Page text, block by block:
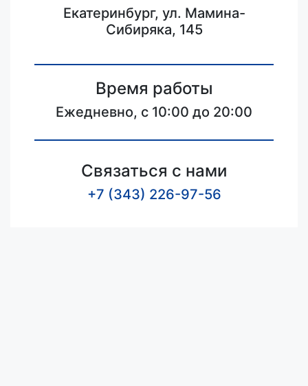
Екатеринбург, ул. Мамина-
Сибиряка, 145
Время работы
Ежедневно, с 10:00 до 20:00
Связаться с нами
+7 (343) 226-97-56